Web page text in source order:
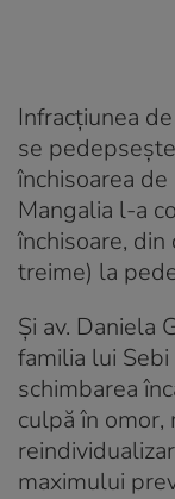
Infracţiunea
se
închisoarea
Mangalia l-a
închisoare,
treime) la
Şi av. Daniela
familia lui
schimbarea
culpă în omor,
maximului